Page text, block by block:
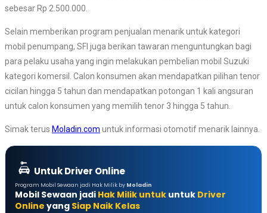
sebesar Rp 2.500.000.
Selain memberikan program penjualan menarik untuk kategori
mobil penumpang, SFI juga berikan tawaran menguntungkan bagi
para pelaku usaha yang ingin melakukan pembelian mobil Suzuki
kategori komersil. Calon konsumen akan mendapatkan pilihan tenor
cicilan hingga 5 tahun dan mendapatkan potongan 1 kali angsuran
untuk calon konsumen yang memilih tenor 3 hingga 5 tahun.
Simak terus Moladin.com untuk informasi otomotif menarik lainnya.
Untuk Driver Online
Program Mobil Sewaan jadi Hak Milik by Moladin
Mobil Sewaan jadi Hak Milik untuk untuk Driver
Online yang Siap Naik Kelas